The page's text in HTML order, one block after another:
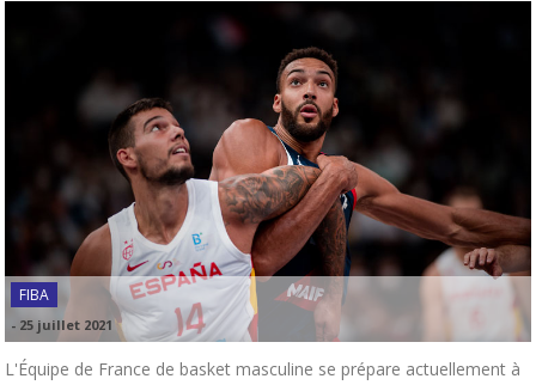
FIBA
- 25 juillet 2021
L'Équipe de France de basket masculine se prépare actuellement à